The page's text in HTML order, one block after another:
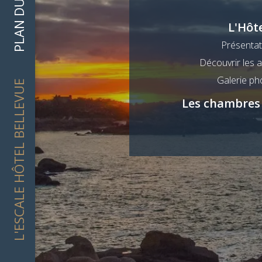
L'ESCALE HÔTEL BELLEVUE
Découvrir les
Galerie
Les